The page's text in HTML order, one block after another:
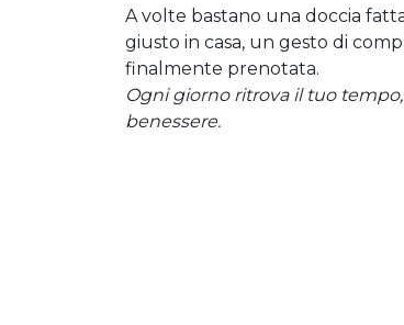
A volte bastano una doccia
giusto in casa, un gesto di
finalmente prenotata.
Ogni giorno ritrova il tuo
benessere.